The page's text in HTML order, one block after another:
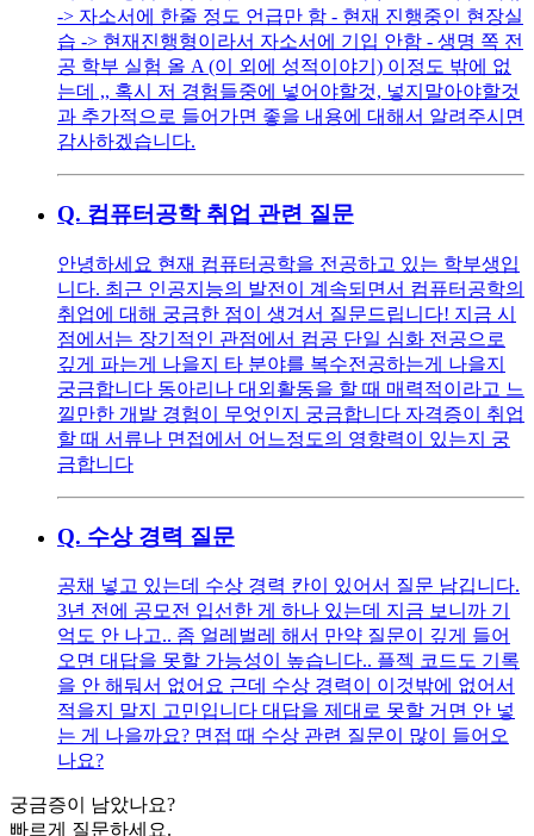
-> 자소서에 한줄 정도 언급만 함 - 현재 진행중인 현장실
습 -> 현재진행형이라서 자소서에 기입 안함 - 생명 쪽 전
공 학부 실험 올 A (이 외에 성적이야기) 이정도 밖에 없
는데 ,, 혹시 저 경험들중에 넣어야할것, 넣지말아야할것
과 추가적으로 들어가면 좋을 내용에 대해서 알려주시면
감사하겠습니다.
Q. 컴퓨터공학 취업 관련 질문
안녕하세요 현재 컴퓨터공학을 전공하고 있는 학부생입
니다. 최근 인공지능의 발전이 계속되면서 컴퓨터공학의
취업에 대해 궁금한 점이 생겨서 질문드립니다! 지금 시
점에서는 장기적인 관점에서 컴공 단일 심화 전공으로
깊게 파는게 나을지 타 분야를 복수전공하는게 나을지
궁금합니다 동아리나 대외활동을 할 때 매력적이라고 느
낄만한 개발 경험이 무엇인지 궁금합니다 자격증이 취업
할 때 서류나 면접에서 어느정도의 영향력이 있는지 궁
금합니다
Q. 수상 경력 질문
공채 넣고 있는데 수상 경력 칸이 있어서 질문 남깁니다.
3년 전에 공모전 입선한 게 하나 있는데 지금 보니까 기
억도 안 나고.. 좀 얼레벌레 해서 만약 질문이 깊게 들어
오면 대답을 못할 가능성이 높습니다.. 플젝 코드도 기록
을 안 해둬서 없어요 근데 수상 경력이 이것밖에 없어서
적을지 말지 고민입니다 대답을 제대로 못할 거면 안 넣
는 게 나을까요? 면접 때 수상 관련 질문이 많이 들어오
나요?
궁금증이 남았나요?
빠르게 질문하세요.